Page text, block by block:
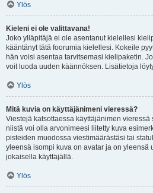
Ylös
Kieleni ei ole valittavana!
Joko ylläpitäjä ei ole asentanut kielellesi
kääntänyt tätä foorumia kielellesi. Kokeile
hän voisi asentaa tarvitsemasi kielipaketin.
voit luoda uuden käännöksen. Lisätietoja
Ylös
Mitä kuvia on käyttäjänimeni vieressä?
Viestejä katsottaessa käyttäjänimen vieressä
niistä voi olla arvonimeesi liitetty kuva
pisteiden muodossa viestimäärästäsi tai
yleensä isompi kuva on avatar ja on yleensä
jokaisella käyttäjällä.
Ylös